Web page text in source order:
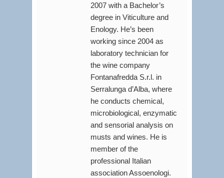
2007 with a Bachelor’s
degree in Viticulture and
Enology. He’s been
working since 2004 as
laboratory technician for
the wine company
Fontanafredda S.r.l. in
Serralunga d’Alba, where
he conducts chemical,
microbiological, enzymatic
and sensorial analysis on
musts and wines. He is
member of the
professional Italian
association Assoenologi.